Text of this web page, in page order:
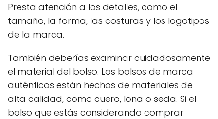
Presta atención a los detalles, como el
tamaño, la forma, las costuras y los logotipos
de la marca.
También deberías examinar cuidadosamente
el material del bolso. Los bolsos de marca
auténticos están hechos de materiales de
alta calidad, como cuero, lona o seda. Si el
bolso que estás considerando comprar